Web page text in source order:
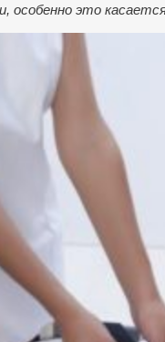
особенно это